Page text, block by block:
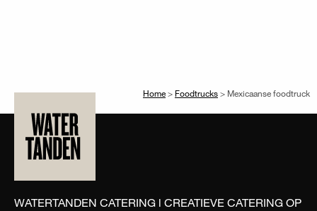
Home> Foodtrucks> Mexicaanse foodtruck
WATERTANDEN CATERING l CREATIEVE CATERING OP